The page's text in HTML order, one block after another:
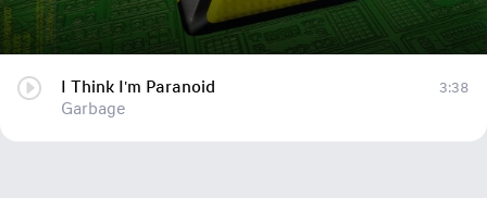
I Think I'm Paranoid
Garbage
3:38